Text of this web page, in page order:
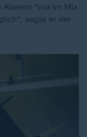
"nur im Mix
sagte er der